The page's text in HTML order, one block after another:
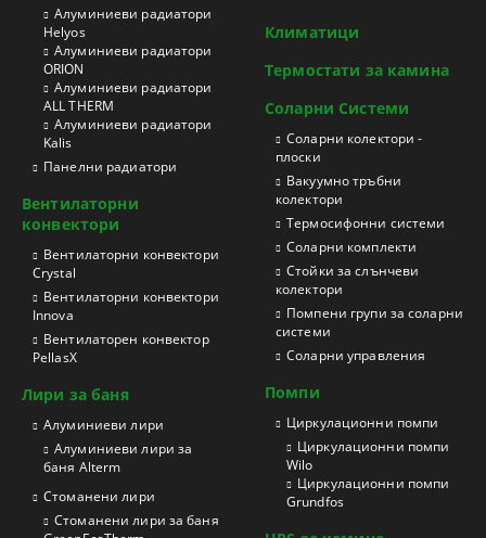
Aлуминиеви радиатори
Helyos
Aлуминиеви радиатори
ORION
Aлуминиеви радиатори
ALL THERM
Aлуминиеви радиатори
Kalis
Панелни радиатори
Вентилаторни
конвектори
Вентилаторни конвектори
Crystal
Вентилаторни конвектори
Innova
Вентилаторен конвектор
PellasX
Лири за баня
Aлуминиеви лири
Алуминиеви лири за
баня Alterm
Стоманени лири
Стоманени лири за баня
Климатици
Термостати за камина
Соларни Системи
Соларни колектори -
плоски
Вакуумно тръбни
колектори
Термосифонни системи
Соларни комплекти
Стойки за слънчеви
колектори
Помпени групи за соларни
системи
Соларни управления
Помпи
Циркулационни помпи
Циркулационни помпи
Wilo
Циркулационни помпи
Grundfos